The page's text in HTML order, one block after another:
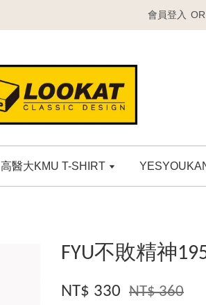
會員登入 OR
高醫大KMU T-SHIRT
FYU不敗精神
NT$ 330 NT$ 360